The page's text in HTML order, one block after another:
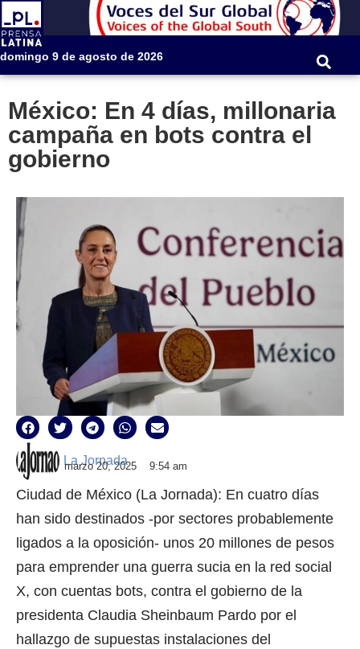
domingo 9 de agosto de 2026
México: En 4 días, millonaria
campaña en bots contra el
gobierno
La Jornada
marzo 20, 2025 9:54 am
Ciudad de México (La Jornada): En cuatro días
han sido destinados -por sectores probablemente
ligados a la oposición- unos 20 millones de pesos
para emprender una guerra sucia en la red social
X, con cuentas bots, contra el gobierno de la
presidenta Claudia Sheinbaum Pardo por el
hallazgo de supuestas instalaciones del